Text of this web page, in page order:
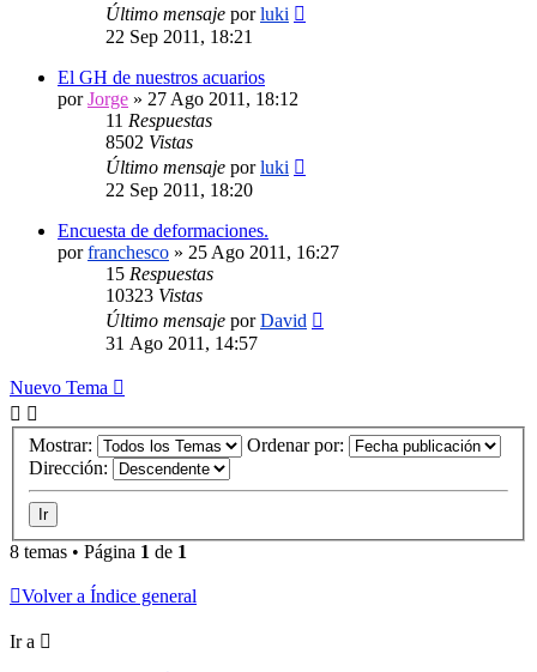
Último mensaje porluki
22 Sep 2011, 18:21
El GH de nuestros acuarios
porJorge » 27 Ago 2011, 18:12
11 Respuestas
8502 Vistas
Último mensaje porluki
22 Sep 2011, 18:20
Encuesta de deformaciones.
porfranchesco » 25 Ago 2011, 16:27
15 Respuestas
10323 Vistas
Último mensaje porDavid
31 Ago 2011, 14:57
Nuevo Tema
Mostrar:
Ordenar por:
Dirección:
8 temas • Página 1 de 1
Volver a Índice general
Ir a